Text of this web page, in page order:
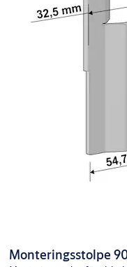
Monteringsstolpe